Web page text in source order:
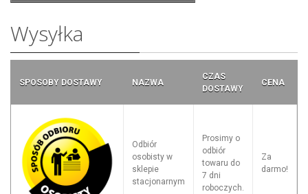
Wysyłka
SPOSOBY DOSTAWY NAZWA
CZAS
DOSTAWY
CENA
Odbiór
osobisty w
sklepie
stacjonarnym
Prosimy o
odbiór
towaru do
7 dni
roboczych.
Za
darmo!